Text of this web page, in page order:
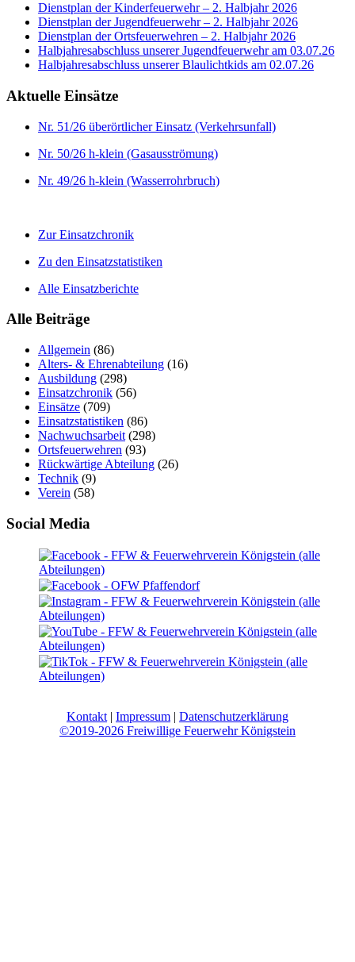
Dienstplan der Kinderfeuerwehr – 2. Halbjahr 2026
Dienstplan der Jugendfeuerwehr – 2. Halbjahr 2026
Dienstplan der Ortsfeuerwehren – 2. Halbjahr 2026
Halbjahresabschluss unserer Jugendfeuerwehr am 03.07.26
Halbjahresabschluss unserer Blaulichtkids am 02.07.26
Aktuelle Einsätze
Nr. 51/26 überörtlicher Einsatz (Verkehrsunfall)
Nr. 50/26 h-klein (Gasausströmung)
Nr. 49/26 h-klein (Wasserrohrbruch)
Zur Einsatzchronik
Zu den Einsatzstatistiken
Alle Einsatzberichte
Alle Beiträge
Allgemein (86)
Alters- & Ehrenabteilung (16)
Ausbildung (298)
Einsatzchronik (56)
Einsätze (709)
Einsatzstatistiken (86)
Nachwuchsarbeit (298)
Ortsfeuerwehren (93)
Rückwärtige Abteilung (26)
Technik (9)
Verein (58)
Social Media
Kontakt | Impressum | Datenschutzerklärung
©2019-2026 Freiwillige Feuerwehr Königstein